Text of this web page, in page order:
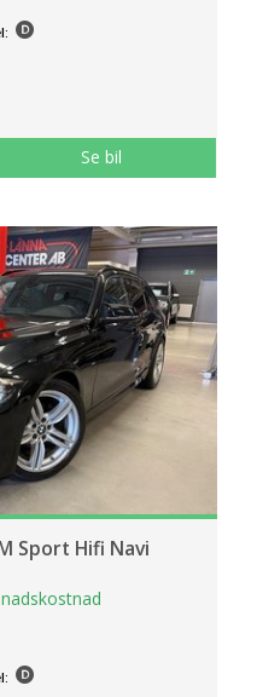
Se bil
Sport Hifi Navi